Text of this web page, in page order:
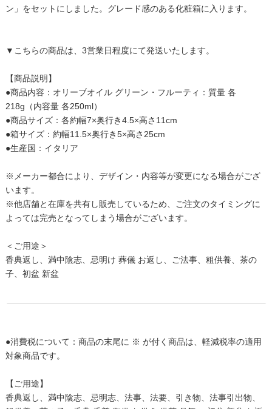
ン」をセットにしました。グレード感のある化粧箱に入ります。
▼こちらの商品は、3営業日程度にて発送いたします。
【商品説明】
●商品内容：オリーブオイル グリーン・フルーティ：質量 各
218g（内容量 各250ml）
●商品サイズ：各約幅7×奥行き4.5×高さ11cm
●箱サイズ：約幅11.5×奥行き5×高さ25cm
●生産国：イタリア
※メーカー都合により、デザイン・内容等が変更になる場合がござ
います。
※他店舗と在庫を共有し販売しているため、ご注文のタイミングに
よっては完売となってしまう場合がございます。
＜ご用途＞
香典返し、満中陰志、忌明け 葬儀 お返し、ご法事、粗供養、茶の
子、初盆 新盆
●消費税について：商品の末尾に ※ が付く商品は、軽減税率の適用
対象商品です。
【ご用途】
香典返し、満中陰志、忌明志、法事、法要、引き物、法事引出物、